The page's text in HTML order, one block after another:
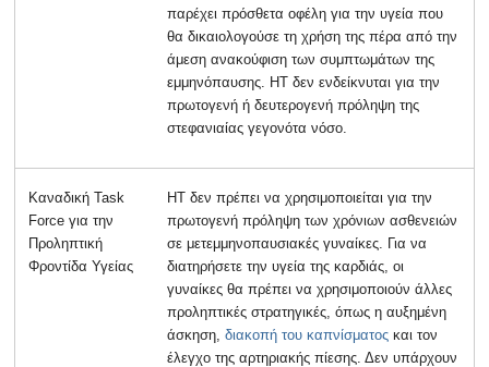
παρέχει πρόσθετα οφέλη για την υγεία που
θα δικαιολογούσε τη χρήση της πέρα ​​από την
άμεση ανακούφιση των συμπτωμάτων της
εμμηνόπαυσης. HT δεν ενδείκνυται για την
πρωτογενή ή δευτερογενή πρόληψη της
στεφανιαίας γεγονότα νόσο.
Καναδική Task
Force για την
Προληπτική
Φροντίδα Υγείας
ΗΤ δεν πρέπει να χρησιμοποιείται για την
πρωτογενή πρόληψη των χρόνιων ασθενειών
σε μετεμμηνοπαυσιακές γυναίκες. Για να
διατηρήσετε την υγεία της καρδιάς, οι
γυναίκες θα πρέπει να χρησιμοποιούν άλλες
προληπτικές στρατηγικές, όπως η αυξημένη
άσκηση, διακοπή του καπνίσματος και τον
έλεγχο της αρτηριακής πίεσης. Δεν υπάρχουν